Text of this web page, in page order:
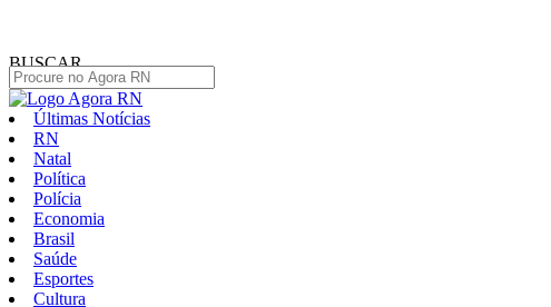
BUSCAR
Últimas Notícias
RN
Natal
Política
Polícia
Economia
Brasil
Saúde
Esportes
Cultura